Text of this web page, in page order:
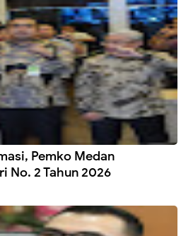
Pemko Medan
No. 2 Tahun 2026